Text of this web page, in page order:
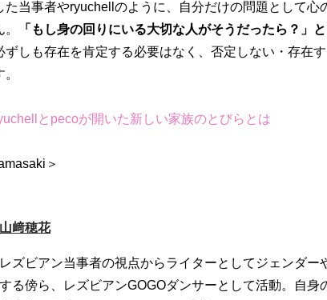
当事者やryuchellのように、自分だけの問題として心
「もし身の回りにいる大切な人がそうだったら？」
ずしも存在を肯定する必要はなく、否定しない・存在
とpecoが開いた新しい家族のとびらとは
＞
山﨑穂花
レズビアン当事者の視点からライターとしてジェンダー
する傍ら、レズビアンGOGOダンサーとして活動。自身